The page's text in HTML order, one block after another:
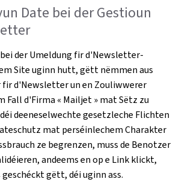
Date bei der Gestioun
der Umeldung fir d'Newsletter-
Site uginn hutt, gëtt nëmmen aus
fir d'Newsletterun en Zouliwwerer
Fall d'Firma « Mailjet» mat Sëtz zu
deeneselwechte gesetzleche Flichten
mat perséinlechem Charakter
ze begrenzen, muss de Benotzer
andeems en op e Link klickt,
gëtt, déi uginn ass.